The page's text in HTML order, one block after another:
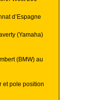
d’Espagne
(Yamaha)
(BMW) au
et pole position